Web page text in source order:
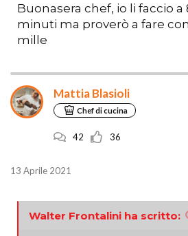
Buonasera chef, io li faccio a
minuti ma proverò a fare
mille
Mattia Blasioli
Chef di cucina
42 36
13 Aprile 2021
Walter Frontalini ha scritto: